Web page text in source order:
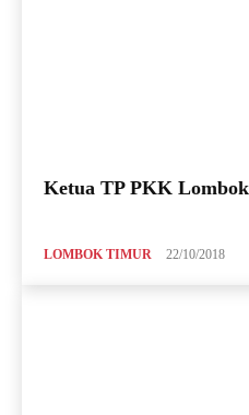
Ketua TP PKK
LOMBOK TIMUR 22/10/2018